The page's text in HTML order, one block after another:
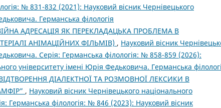
№ 831-832 (2021): Науковий вісник Чернівецького
Германська філологія
АДРЕСАЦІЯ ЯК ПЕРЕКЛАДАЦЬКА ПРОБЛЕМА В
АНІМАЦІЙНИХ ФІЛЬМІВ) , Науковий вісник
Серія: Германська філологія: № 858-859 (2026):
університету імені Юрія Федьковича. Германська
ДІАЛЕКТНОЇ ТА РОЗМОВНОЇ ЛЕКСИКИ В
, Науковий вісник Чернівецького національного
Германська філологія: № 846 (2023): Науковий вісник